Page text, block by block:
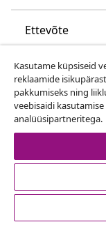
Ettevõte
vidaXL
Vaata rohkem
© 2008-2026
Kasutame küpsiseid
reklaamide
pakkumiseks ning
veebisaidi
analüüsipartneritega.